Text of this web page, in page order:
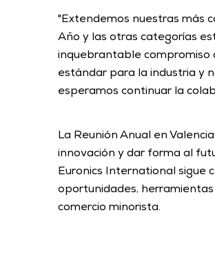
"Extendemos nuestras más
Año y las otras categorías
inquebrantable compromiso
estándar para la industria y
esperamos continuar la
La Reunión Anual en
innovación y dar forma al
Euronics International sigue
oportunidades,
comercio minorista.